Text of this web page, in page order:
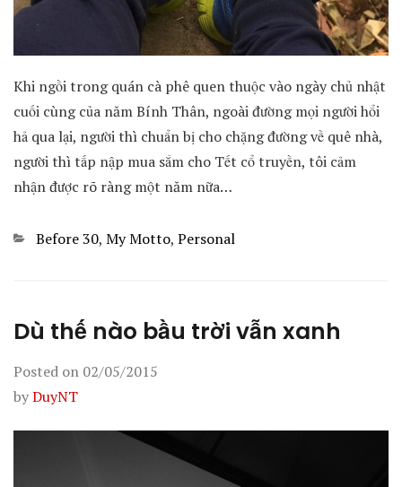
Khi ngồi trong quán cà phê quen thuộc vào ngày chủ nhật
cuối cùng của năm Bính Thân, ngoài đường mọi người hổi
hả qua lại, người thì chuẩn bị cho chặng đường về quê nhà,
người thì tấp nập mua sắm cho Tết cổ truyền, tôi cảm
nhận được rõ ràng một năm nữa…
Categories
Before 30, My Motto, Personal
Dù thế nào bầu trời vẫn xanh
Posted on 02/05/2015
byDuyNT